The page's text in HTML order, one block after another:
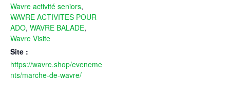
Wavre activité seniors,
WAVRE ACTIVITES POUR
ADO, WAVRE BALADE,
Wavre Visite
Site :
https://wavre.shop/eveneme
nts/marche-de-wavre/